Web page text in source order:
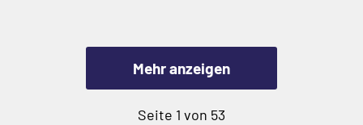
Mehr anzeigen
Seite 1 von 53